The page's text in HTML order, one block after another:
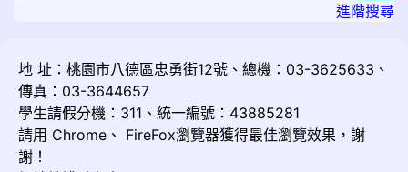
進階搜尋
地 址：桃園市八德區忠勇街12號、總機：03-3625633、
傳真：03-3644657
學生請假分機：311、統一編號：43885281
請用 Chrome 、 FireFox瀏覽器獲得最佳瀏覽效果，謝
謝！